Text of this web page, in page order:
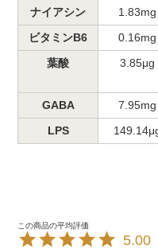
備考
※掲載
ージ
がご
ナイアシン
1.83mg
ビタミンB6
0.16mg
葉酸
3.85μg
GABA 7.95mg
LPS
5.00